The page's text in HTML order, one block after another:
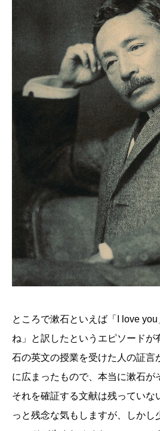
ところで漱石といえば「I love
ね」と訳したというエピソードが
石の英文の授業を受けた人の証言
に広まったもので、本当に漱石が
それを確証する文献は残っていな
っと残念な気もしますが、しかし